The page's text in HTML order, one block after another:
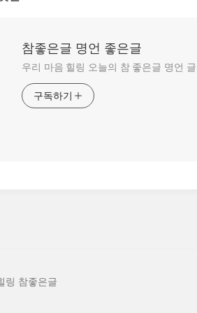
참좋은글 명언 좋은글
우리 마음 힐링 오늘의 참 좋은글 명언
구독하기
링 참좋은글